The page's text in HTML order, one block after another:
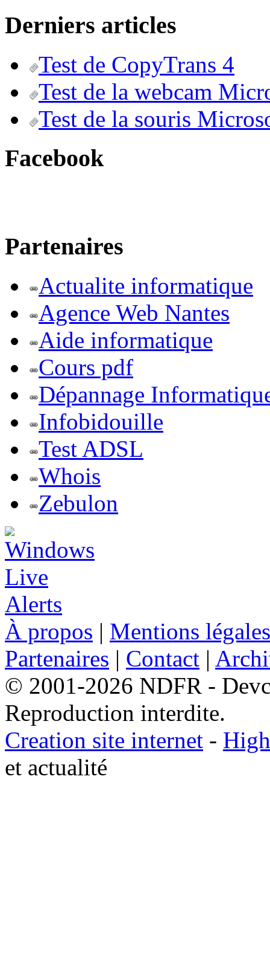
Derniers articles
Test de CopyTrans 4
Test de la webcam
Test de la souris
Facebook
Partenaires
Actualite informatique
Agence Web Nantes
Aide informatique
Cours pdf
Dépannage
Infobidouille
Test ADSL
Whois
Zebulon
À propos | Mentions légales
Partenaires | Contact |
© 2001-2026 NDFR -
Reproduction interdite.
Creation site internet -
et actualité